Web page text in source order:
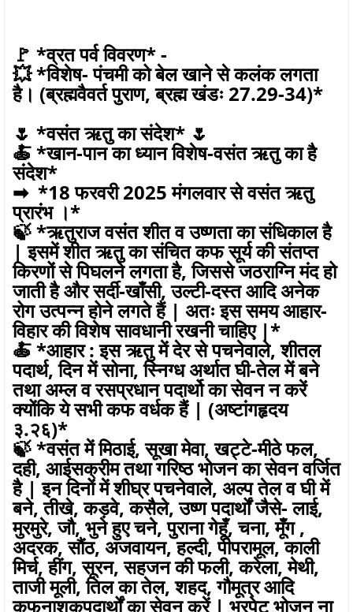
🚩 *व्रत पर्व विवरण* -
💥 *विशेष- पंचमी को बेल खाने से कलंक लगता
है। (ब्रह्मवैवर्त पुराण, ब्रह्म खंडः 27.29-34)*
🌷 *वसंत ऋतु का संदेश* 🌷
🍝 *खान-पान का ध्यान विशेष-वसंत ऋतु का है
संदेश*
➡ *18 फरवरी 2025 मंगलवार से वसंत ऋतु
प्रारंभ ।*
🍃 *ऋतुराज वसंत शीत व उष्णता का संधिकाल है
| इसमें शीत ऋतु का संचित कफ सूर्य की संतप्त
किरणों से पिघलने लगता है, जिससे जठराग्नि मंद हो
जाती है और सर्दी-खाँसी, उल्टी-दस्त आदि अनेक
रोग उत्पन्न होने लगते हैं | अतः इस समय आहार-
विहार की विशेष सावधानी रखनी चाहिए |*
🍝 *आहार : इस ऋतु में देर से पचनेवाले, शीतल
पदार्थ, दिन में सोना, स्निग्ध अर्थात घी-तेल में बने
तथा अम्ल व रसप्रधान पदार्थो का सेवन न करें
क्योंकि ये सभी कफ वर्धक हैं | (अष्टांगहृदय
३.२६)*
🍃 *वसंत में मिठाई, सूखा मेवा, खट्टे-मीठे फल,
दही, आईसक्रीम तथा गरिष्ठ भोजन का सेवन वर्जित
है | इन दिनों में शीघ्र पचनेवाले, अल्प तेल व घी में
बने, तीखे, कड़वे, कसैले, उष्ण पदार्थों जैसे- लाई,
मुरमुरे, जौ, भुने हुए चने, पुराना गेहूँ, चना, मूँग ,
अदरक, सौंठ, अजवायन, हल्दी, पीपरामूल, काली
मिर्च, हींग, सूरन, सहजन की फली, करेला, मेथी,
ताजी मूली, तिल का तेल, शहद, गौमूत्र आदि
कफनाशकपदार्थों का सेवन करें | भरपेट भोजन ना